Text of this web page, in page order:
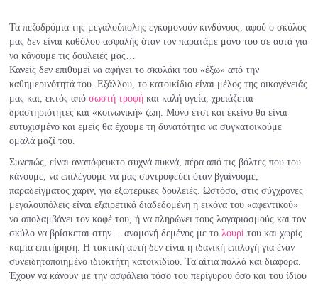
Τα πεζοδρόμια της μεγαλούπολης εγκυμονούν κινδύνους, αφού ο σκύλος
μας δεν είναι καθόλου ασφαλής όταν τον παρατάμε μόνο του σε αυτά για
να κάνουμε τις δουλειές μας…
Κανείς δεν επιθυμεί να αφήνει το σκυλάκι του «έξω» από την
καθημερινότητά του. Εξάλλου, το κατοικίδιο είναι μέλος της οικογένειάς
μας και, εκτός απόσωστή τροφή και καλή υγεία, χρειάζεται
δραστηριότητες και «κοινωνική» ζωή. Μόνο έτσι και εκείνο θα είναι
ευτυχισμένο και εμείς θα έχουμε τη δυνατότητα να συγκατοικούμε
ομαλά μαζί του.
Συνεπώς, είναι αναπόφευκτο συχνά πυκνά, πέρα από τις βόλτες που του
κάνουμε, να επιλέγουμε να μας συντροφεύει όταν βγαίνουμε,
παραδείγματος χάριν, για εξωτερικές δουλειές. Ωστόσο, στις σύγχρονες
μεγαλουπόλεις είναι εξαιρετικά διαδεδομένη η εικόνα του «αφεντικού»
να απολαμβάνει τον καφέ του, ή να πληρώνει τους λογαριασμούς και τον
σκύλο να βρίσκεται στην… αναμονή δεμένος με τολουρί του και χωρίς
καμία επιτήρηση. Η τακτική αυτή δεν είναι η ιδανική επιλογή για έναν
συνειδητοποιημένο ιδιοκτήτη κατοικιδίου. Τα αίτια πολλά και διάφορα.
Έχουν να κάνουν με την ασφάλεια τόσο του περίγυρου όσο και του ίδιου